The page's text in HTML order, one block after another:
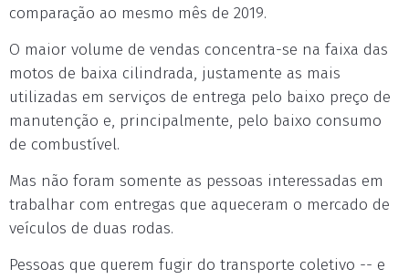
comparação ao mesmo mês de 2019.
O maior volume de vendas concentra-se na faixa das
motos de baixa cilindrada, justamente as mais
utilizadas em serviços de entrega pelo baixo preço de
manutenção e, principalmente, pelo baixo consumo
de combustível.
Mas não foram somente as pessoas interessadas em
trabalhar com entregas que aqueceram o mercado de
veículos de duas rodas.
Pessoas que querem fugir do transporte coletivo -- e